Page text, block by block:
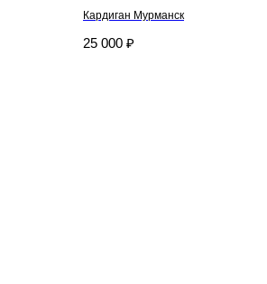
Кардиган Мурманск
25 000 ₽